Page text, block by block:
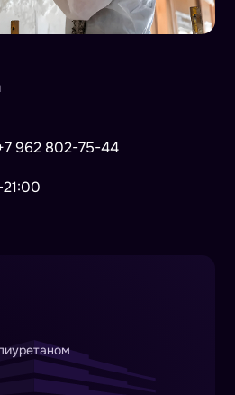
962 802-75-44